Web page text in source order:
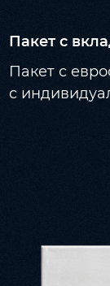
Пакет с
Пакет с
с